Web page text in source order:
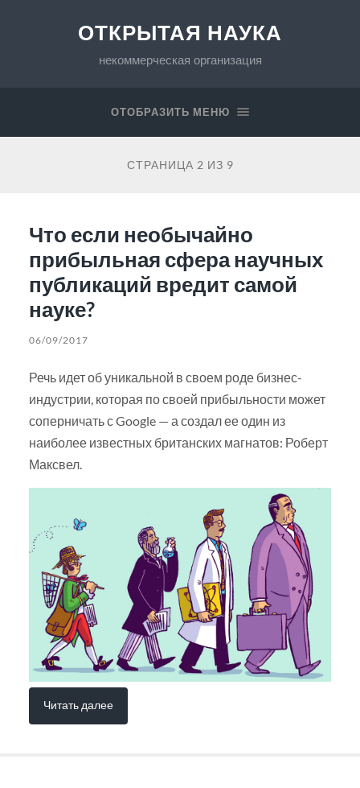
ОТКРЫТАЯ НАУКА
некоммерческая организация
ОТОБРАЗИТЬ МЕНЮ
СТРАНИЦА 2 ИЗ 9
Что если необычайно
прибыльная сфера научных
публикаций вредит самой
науке?
06/09/2017
Речь идет об уникальной в своем роде бизнес-
индустрии, которая по своей прибыльности может
соперничать с Google — а создал ее один из
наиболее известных британских магнатов: Роберт
Максвел.
Читать далее